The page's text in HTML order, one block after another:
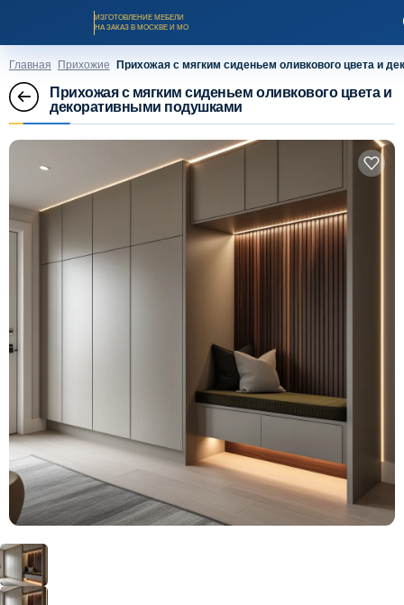
ИЗГОТОВЛЕНИЕ МЕБЕЛИ
НА ЗАКАЗ В МОСКВЕ И МО
Заказать звонок
Каталог мебели на заказ
Схема работы
Акции и скидки
Портфолио
Видеоотзывы
Главная Прихожие Прихожая с мягким сиденьем оливкового цвета и
Прихожая с мягким сиденьем оливкового цвета и
декоративными подушками